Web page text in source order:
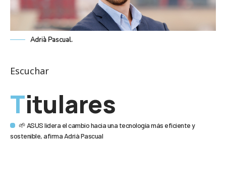
Adrià Pascual.
Escuchar
Titulares
🌱 ASUS lidera el cambio hacia una tecnología más eficiente y
sostenible, afirma Adrià Pascual